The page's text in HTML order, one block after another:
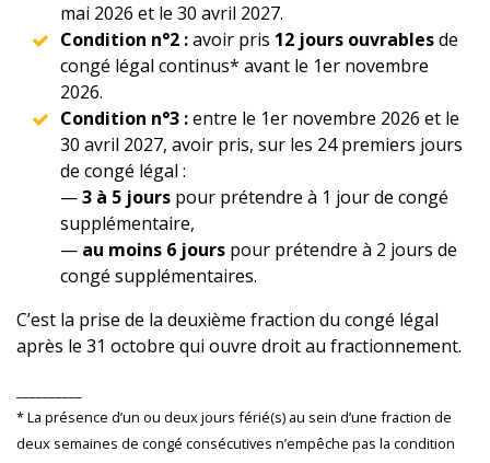
mai 2026 et le 30 avril 2027.
Condition n°2 :avoir pris 12 jours ouvrablesde
congé légal continus* avant le 1er novembre
2026.
Condition n°3 :entre le 1er novembre 2026 et le
30 avril 2027, avoir pris, sur les 24 premiers jours
de congé légal :
—3 à 5 jours pour prétendre à 1 jour de congé
supplémentaire,
— au moins 6 jours pour prétendre à 2 jours de
congé supplémentaires.
C’est la prise de la deuxième fraction du congé légal
après le 31 octobre qui ouvre droit au fractionnement.
* La présence d’un ou deux jours férié(s) au sein d’une fraction de
deux semaines de congé consécutives n’empêche pas la condition